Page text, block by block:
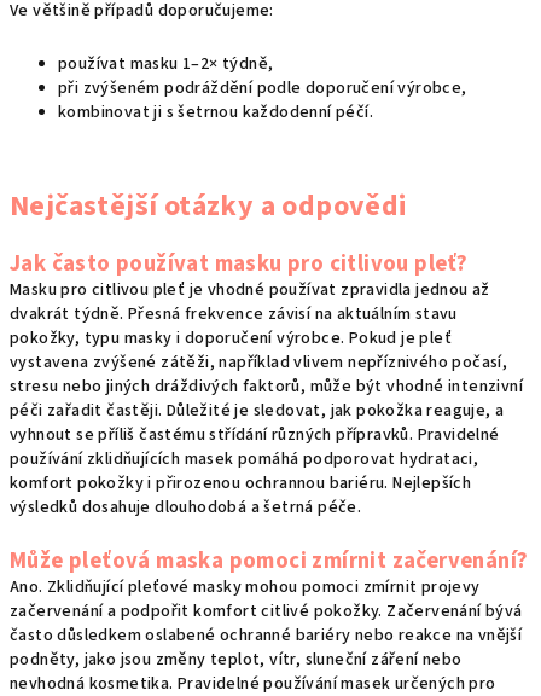
Ve většině případů doporučujeme:
používat masku 1–2× týdně,
při zvýšeném podráždění podle doporučení výrobce,
kombinovat ji s šetrnou každodenní péčí.
Nejčastější otázky a odpovědi
Jak často používat masku pro citlivou pleť?
Masku pro citlivou pleť je vhodné používat zpravidla jednou až
dvakrát týdně. Přesná frekvence závisí na aktuálním stavu
pokožky, typu masky i doporučení výrobce. Pokud je pleť
vystavena zvýšené zátěži, například vlivem nepříznivého počasí,
stresu nebo jiných dráždivých faktorů, může být vhodné intenzivní
péči zařadit častěji. Důležité je sledovat, jak pokožka reaguje, a
vyhnout se příliš častému střídání různých přípravků. Pravidelné
používání zklidňujících masek pomáhá podporovat hydrataci,
komfort pokožky i přirozenou ochrannou bariéru. Nejlepších
výsledků dosahuje dlouhodobá a šetrná péče.
Může pleťová maska pomoci zmírnit začervenání?
Ano. Zklidňující pleťové masky mohou pomoci zmírnit projevy
začervenání a podpořit komfort citlivé pokožky. Začervenání bývá
často důsledkem oslabené ochranné bariéry nebo reakce na vnější
podněty, jako jsou změny teplot, vítr, sluneční záření nebo
nevhodná kosmetika. Pravidelné používání masek určených pro